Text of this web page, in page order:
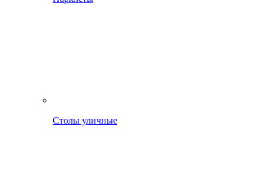
Столы уличные